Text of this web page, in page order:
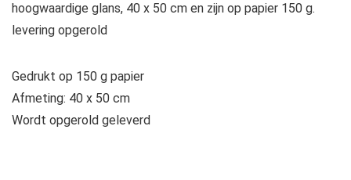
hoogwaardige glans, 40 x 50 cm en zijn op papier 150 g.
levering opgerold
Gedrukt op 150 g papier
Afmeting: 40 x 50 cm
Wordt opgerold geleverd